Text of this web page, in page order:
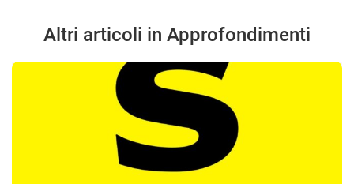
Altri articoli in Approfondimenti